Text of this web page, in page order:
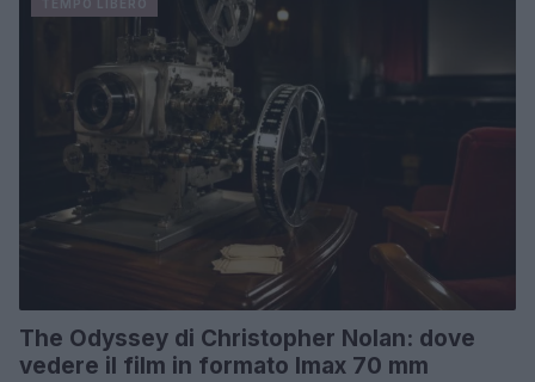
The Odyssey di Christopher Nolan: dove
vedere il film in formato Imax 70 mm